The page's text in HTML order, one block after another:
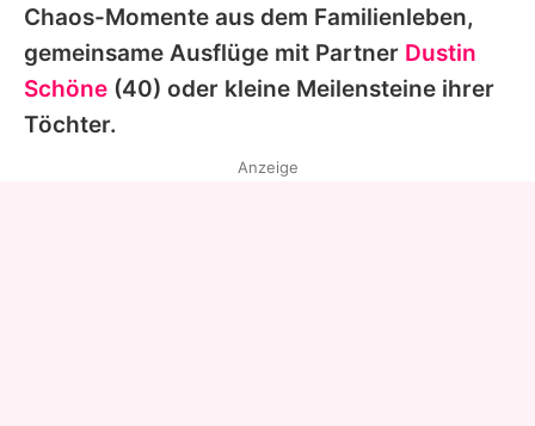
Chaos-Momente aus dem Familienleben,
gemeinsame Ausflüge mit Partner Dustin
Schöne (40) oder kleine Meilensteine ihrer
Töchter.
Anzeige